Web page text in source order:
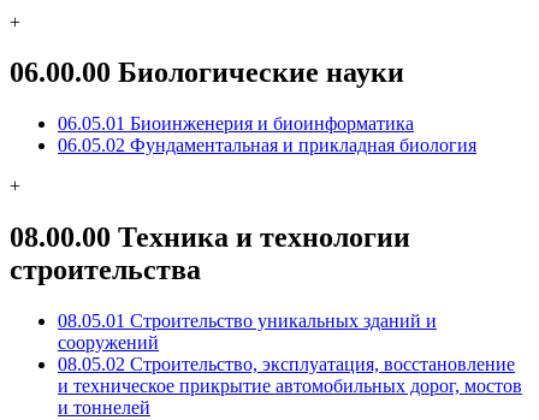
+
06.00.00 Биологические науки
06.05.01 Биоинженерия и биоинформатика
06.05.02 Фундаментальная и прикладная биология
+
08.00.00 Техника и технологии
строительства
08.05.01 Строительство уникальных зданий и
сооружений
08.05.02 Строительство, эксплуатация, восстановление
и техническое прикрытие автомобильных дорог, мостов
и тоннелей